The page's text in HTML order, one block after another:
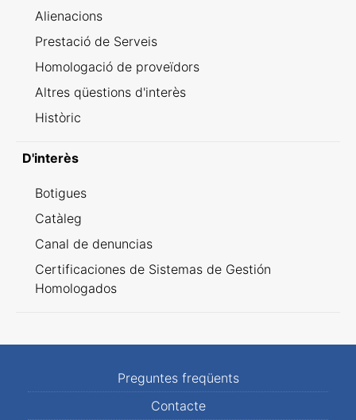
Alienacions
Prestació de Serveis
Homologació de proveïdors
Altres qüestions d'interès
Històric
D'interès
Botigues
Catàleg
Canal de denuncias
Certificaciones de Sistemas de Gestión
Homologados
Preguntes freqüents
Contacte